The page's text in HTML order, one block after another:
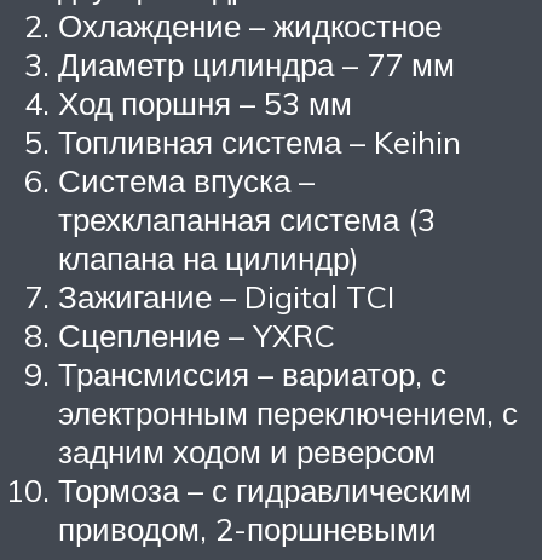
Охлаждение – жидкостное
Диаметр цилиндра – 77 мм
Ход поршня – 53 мм
Топливная система – Keihin
Система впуска –
трехклапанная система (3
клапана на цилиндр)
Зажигание – Digital TCI
Сцепление – YXRC
Трансмиссия – вариатор, с
электронным переключением, с
задним ходом и реверсом
Тормоза – с гидравлическим
приводом, 2-поршневыми